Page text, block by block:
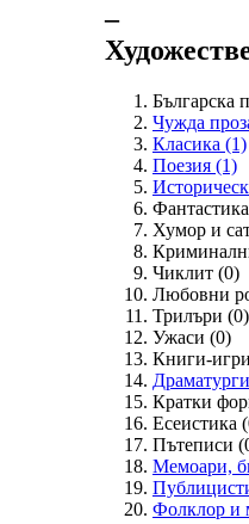
‒
Българска
Чужда
Класика (1)
Поезия (1)
Хумор и
Чиклит (0)
Любовни
Трилъри (0)
Ужаси (0)
Книги-игри
Кратки
Есеистика
Пътеписи
Мемоари,
Фолклор и